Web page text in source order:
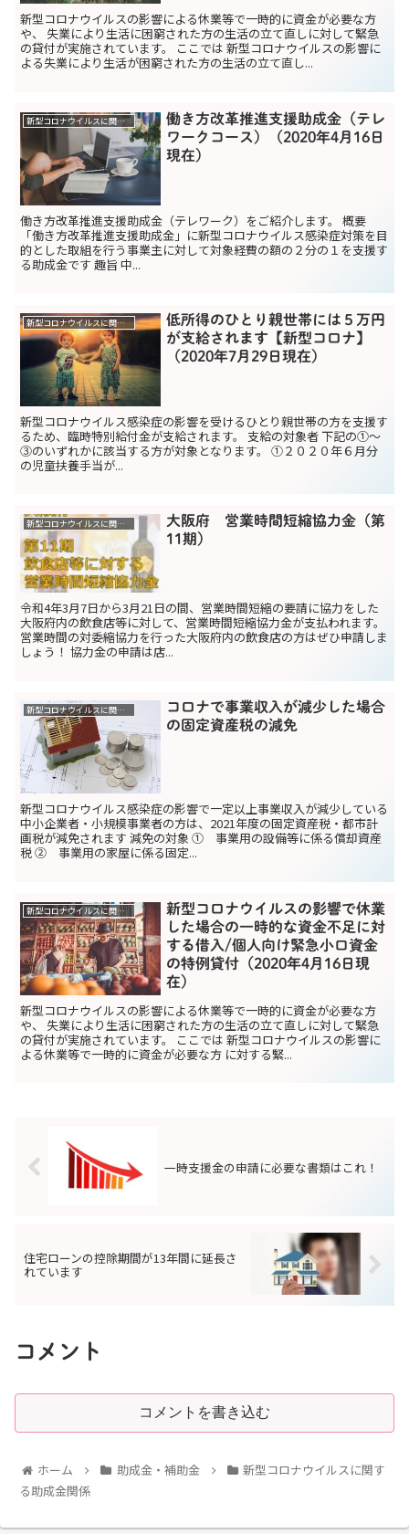
新型コロナウイルスの影響による休業等で一時的に資金が必要な方
や、 失業により生活に困窮された方の生活の立て直しに対して緊急
の貸付が実施されています。 ここでは 新型コロナウイルスの影響に
よる失業により生活が困窮された方の生活の立て直し...
新型コロナウイルスに関する助成金関係
働き方改革推進支援助成金（テレ
ワークコース）（2020年4月16日
現在）
働き方改革推進支援助成金（テレワーク）をご紹介します。 概要
「働き方改革推進支援助成金」に新型コロナウイルス感染症対策を目
的とした取組を行う事業主に対して対象経費の額の２分の１を支援す
る助成金です 趣旨 中...
新型コロナウイルスに関する助成金関係
低所得のひとり親世帯には５万円
が支給されます【新型コロナ】
（2020年7月29日現在）
新型コロナウイルス感染症の影響を受けるひとり親世帯の方を支援す
るため、臨時特別給付金が支給されます。 支給の対象者 下記の①～
③のいずれかに該当する方が対象となります。 ①２０２０年６月分
の児童扶養手当が...
新型コロナウイルスに関する助成金関係
大阪府 営業時間短縮協力金（第
11期）
令和4年3月7日から3月21日の間、営業時間短縮の要請に協力をした
大阪府内の飲食店等に対して、営業時間短縮協力金が支払われます。
営業時間の対委縮協力を行った大阪府内の飲食店の方はぜひ申請しま
しょう！ 協力金の申請は店...
新型コロナウイルスに関する助成金関係
コロナで事業収入が減少した場合
の固定資産税の減免
新型コロナウイルス感染症の影響で一定以上事業収入が減少している
中小企業者・小規模事業者の方は、2021年度の固定資産税・都市計
画税が減免されます 減免の対象 ① 事業用の設備等に係る償却資産
税 ② 事業用の家屋に係る固定...
新型コロナウイルスに関する助成金関係
新型コロナウイルスの影響で休業
した場合の一時的な資金不足に対
する借入/個人向け緊急小口資金
の特例貸付（2020年4月16日現
在）
新型コロナウイルスの影響による休業等で一時的に資金が必要な方
や、 失業により生活に困窮された方の生活の立て直しに対して緊急
の貸付が実施されています。 ここでは 新型コロナウイルスの影響に
よる休業等で一時的に資金が必要な方 に対する緊...
一時支援金の申請に必要な書類はこれ！
住宅ローンの控除期間が13年間に延長さ
れています
コメント
コメントを書き込む
ホーム 助成金・補助金
新型コロナウイルスに関す
る助成金関係